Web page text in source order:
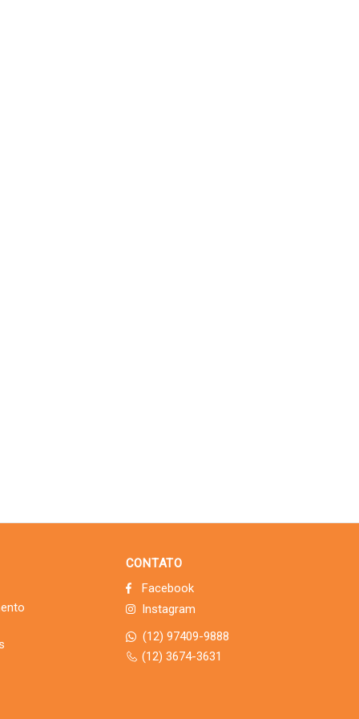
CONTATO
Facebook
Instagram
(12) 97409-9888
(12) 3674-3631